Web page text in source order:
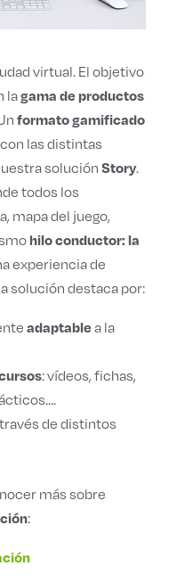
virtual. El objetivo
lagama de productos
formato gamificado
las distintas
soluciónStory.
todos los
mapa del juego,
hilo conductor: la
experiencia de
solución destaca por:
adaptablea la
: vídeos, fichas,
de distintos
más sobre
: